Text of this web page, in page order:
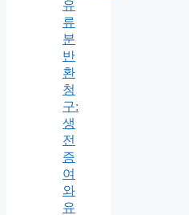
유
류
분
반
환
청
구:
생
전
증
여
와
유